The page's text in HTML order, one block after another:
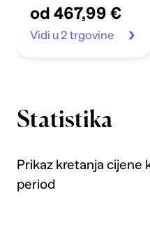
od 467,99 €
Vidi u 2 trgovine
Statistika
Prikaz kretanja cijene
period